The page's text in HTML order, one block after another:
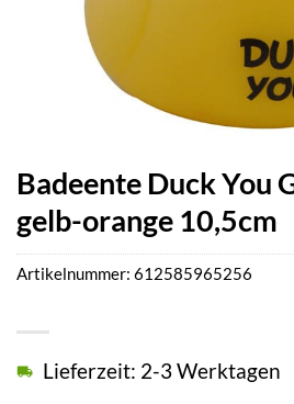
Badeente Duck You
gelb-orange 10,5cm
Lieferzeit: 2-3 Werktagen
Artikelnummer: 612585965256